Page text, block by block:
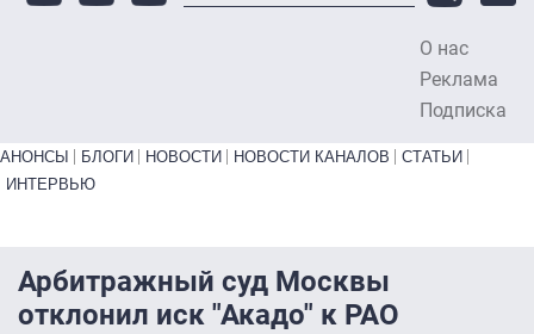
О нас
Реклама
Подписка
Primary links bottom
АНОНСЫ БЛОГИ НОВОСТИ НОВОСТИ КАНАЛОВ
СТАТЬИ
ИНТЕРВЬЮ
Арбитражный суд Москвы
отклонил иск "Акадо" к РАО